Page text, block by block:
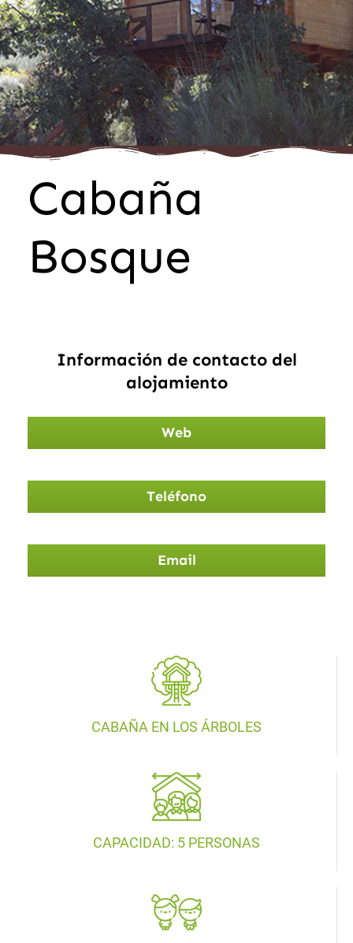
Cabaña
Bosque
Información de contacto del
alojamiento
Web
Teléfono
Email
CABAÑA EN LOS ÁRBOLES
CAPACIDAD: 5 PERSONAS